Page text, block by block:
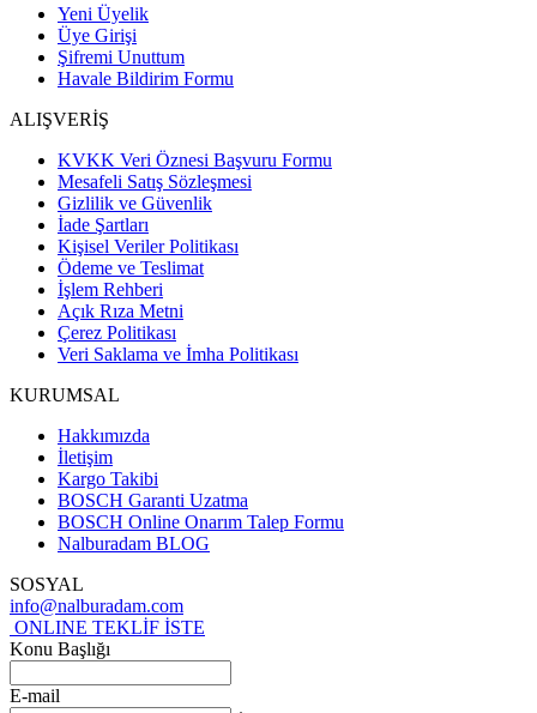
Yeni Üyelik
Üye Girişi
Şifremi Unuttum
Havale Bildirim Formu
ALIŞVERİŞ
KVKK Veri Öznesi Başvuru Formu
Mesafeli Satış Sözleşmesi
Gizlilik ve Güvenlik
İade Şartları
Kişisel Veriler Politikası
Ödeme ve Teslimat
İşlem Rehberi
Açık Rıza Metni
Çerez Politikası
Veri Saklama ve İmha Politikası
KURUMSAL
Hakkımızda
İletişim
Kargo Takibi
BOSCH Garanti Uzatma
BOSCH Online Onarım Talep Formu
Nalburadam BLOG
SOSYAL
info@nalburadam.com
ONLINE TEKLİF İSTE
Konu Başlığı
E-mail